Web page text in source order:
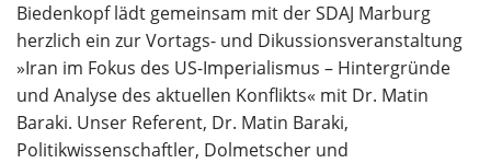
Biedenkopf lädt gemeinsam mit der SDAJ Marburg
herzlich ein zur Vortags- und Dikussionsveranstaltung
»Iran im Fokus des US-Imperialismus – Hintergründe
und Analyse des aktuellen Konflikts« mit Dr. Matin
Baraki. Unser Referent, Dr. Matin Baraki,
Politikwissenschaftler, Dolmetscher und